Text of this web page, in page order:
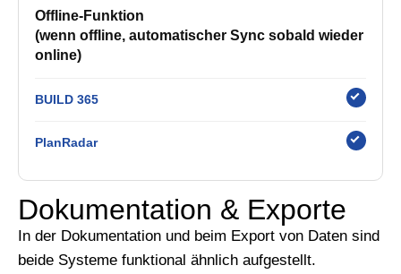
Offline-Funktion
(wenn offline, automatischer Sync sobald wieder
online)
BUILD 365
PlanRadar
Dokumentation & Exporte
In der Dokumentation und beim Export von Daten sind
beide Systeme funktional ähnlich aufgestellt.